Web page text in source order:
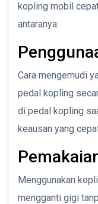
kopling mobil
antaranya:
Cara mengemudi
pedal kopling
di pedal kopling
keausan yang
Menggunakan
mengganti gigi